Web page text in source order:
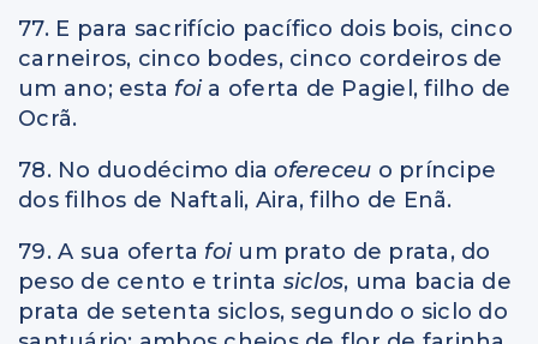
77. E para sacrifício pacífico dois bois, cinco
carneiros, cinco bodes, cinco cordeiros de
um ano; esta foi a oferta de Pagiel, filho de
Ocrã.
78. No duodécimo diaofereceu o príncipe
dos filhos de Naftali, Aira, filho de Enã.
79. A sua oferta foi um prato de prata, do
peso de cento e trinta siclos, uma bacia de
prata de setenta siclos, segundo o siclo do